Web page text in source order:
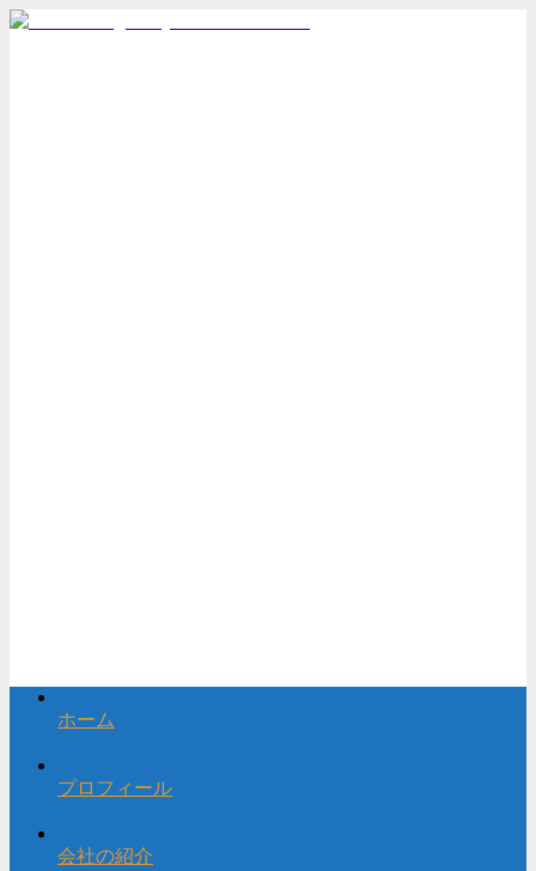
ホーム
プロフィール
会社の紹介